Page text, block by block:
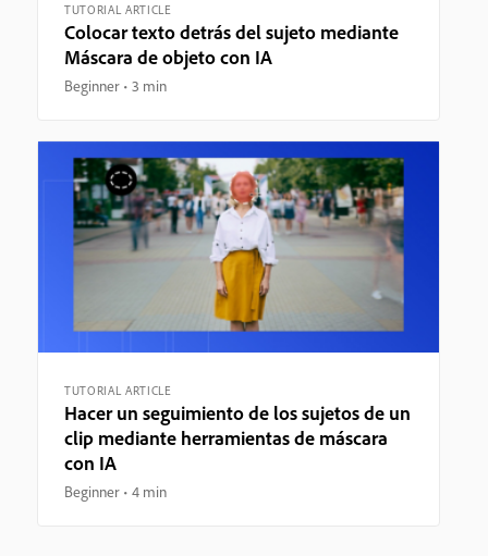
TUTORIAL ARTICLE
Colocar texto detrás del sujeto mediante
Máscara de objeto con IA
Beginner 3 min
TUTORIAL ARTICLE
Hacer un seguimiento de los sujetos de un
clip mediante herramientas de máscara
con IA
Beginner 4 min